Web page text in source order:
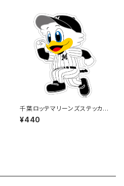
千葉ロッテマリーンズステッカー
14
¥440